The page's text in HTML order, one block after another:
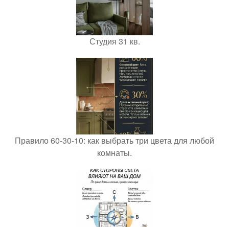
Студия 31 кв.
Правило 60-30-10: как выбрать три цвета для любой
комнаты.